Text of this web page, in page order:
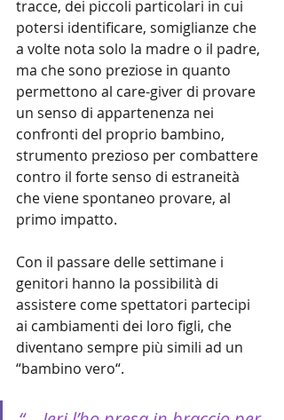
tracce, dei piccoli particolari in cui
potersi identificare, somiglianze che
a volte nota solo la madre o il padre,
ma che sono preziose in quanto
permettono al care-giver di provare
un senso di appartenenza nei
confronti del proprio bambino,
strumento prezioso per combattere
contro il forte senso di estraneità
che viene spontaneo provare, al
primo impatto.
Con il passare delle settimane i
genitori hanno la possibilità di
assistere come spettatori partecipi
ai cambiamenti dei loro figli, che
diventano sempre più simili ad un
“bambino vero“.